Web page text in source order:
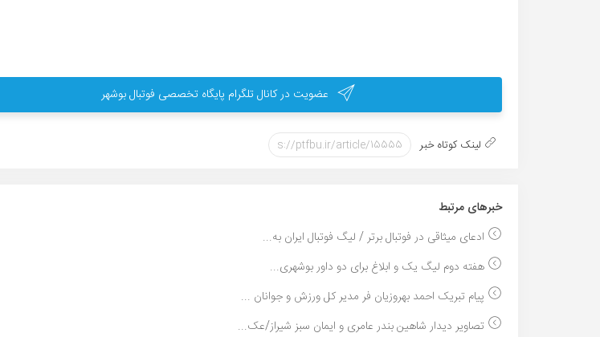
عضویت در کانال تلگرام پایگاه تخصصی فوتبال بوشهر
لینک کوتاه خبر
خبر‌های مرتبط
ادعای میثاقی در فوتبال برتر / لیگ فوتبال ایران به...
هفته دوم لیگ یک و ابلاغ برای دو داور بوشهری...
پیام تبریک احمد بهروزیان فر مدیر کل ورزش و جوانان ...
تصاویر دیدار شاهین بندر عامری و ایمان سبز شیراز/عک...